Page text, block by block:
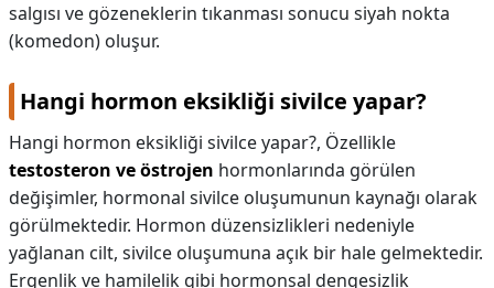
salgısı ve gözeneklerin tıkanması sonucu siyah nokta
(komedon) oluşur.
Hangi hormon eksikliği sivilce yapar?
Hangi hormon eksikliği sivilce yapar?, Özellikle
testosteron ve östrojen hormonlarında görülen
değişimler, hormonal sivilce oluşumunun kaynağı olarak
görülmektedir. Hormon düzensizlikleri nedeniyle
yağlanan cilt, sivilce oluşumuna açık bir hale gelmektedir.
Ergenlik ve hamilelik gibi hormonsal dengesizlik